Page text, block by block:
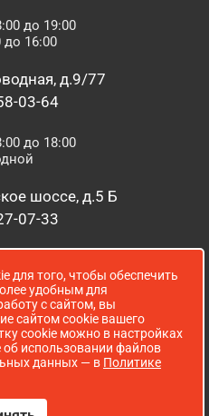
до 19:00
до 16:00
д.9/77
03-64
до 18:00
шоссе, д.5 Б
07-33
до 16:00
д. 52 А
до 18:00
для того, чтобы обеспечить
удобным для
с сайтом, вы
сайтом cookie вашего
cookie можно в настройках
использовании файлов
данных — в Политике